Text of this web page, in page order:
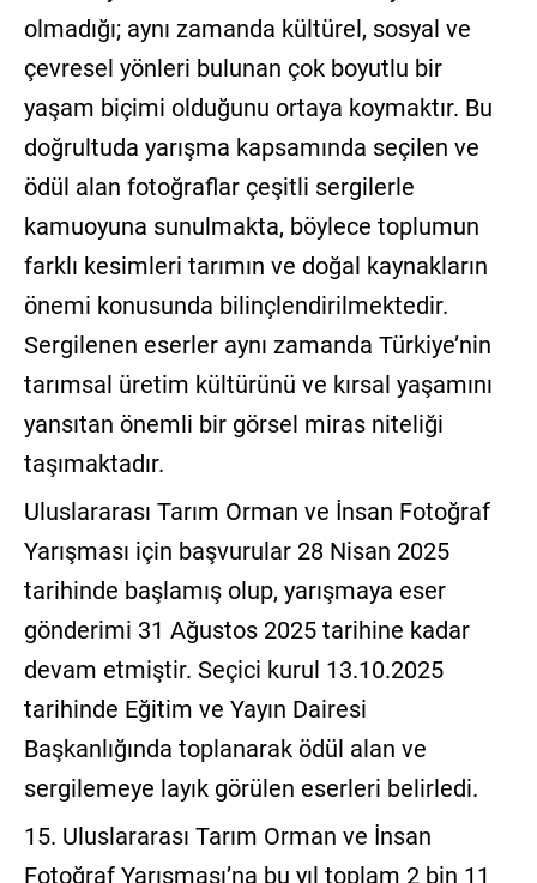
olmadığı; aynı zamanda kültürel, sosyal ve
çevresel yönleri bulunan çok boyutlu bir
yaşam biçimi olduğunu ortaya koymaktır. Bu
doğrultuda yarışma kapsamında seçilen ve
ödül alan fotoğraflar çeşitli sergilerle
kamuoyuna sunulmakta, böylece toplumun
farklı kesimleri tarımın ve doğal kaynakların
önemi konusunda bilinçlendirilmektedir.
Sergilenen eserler aynı zamanda Türkiye’nin
tarımsal üretim kültürünü ve kırsal yaşamını
yansıtan önemli bir görsel miras niteliği
taşımaktadır.
Uluslararası Tarım Orman ve İnsan Fotoğraf
Yarışması için başvurular 28 Nisan 2025
tarihinde başlamış olup, yarışmaya eser
gönderimi 31 Ağustos 2025 tarihine kadar
devam etmiştir. Seçici kurul 13.10.2025
tarihinde Eğitim ve Yayın Dairesi
Başkanlığında toplanarak ödül alan ve
sergilemeye layık görülen eserleri belirledi.
15. Uluslararası Tarım Orman ve İnsan
Fotoğraf Yarışması’na bu yıl toplam 2 bin 11